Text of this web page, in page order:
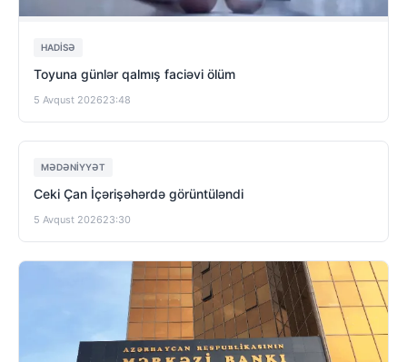
HADISƏ
Toyuna günlər qalmış faciəvi ölüm
5 Avqust 202623:48
MƏDƏNIYYƏT
Ceki Çan İçərişəhərdə görüntüləndi
5 Avqust 202623:30